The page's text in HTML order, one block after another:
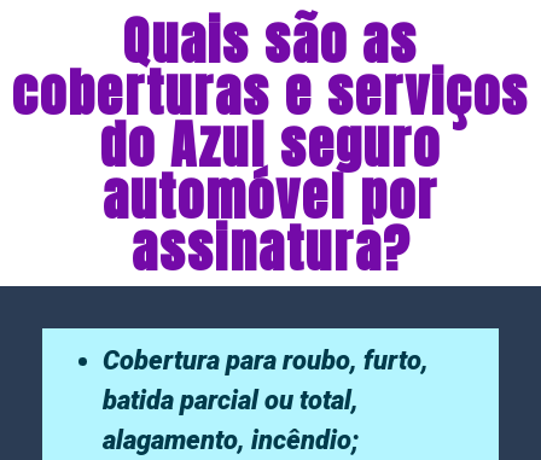
Quais são as
coberturas e serviços
do Azul seguro
automóvel por
assinatura?
Cobertura para roubo, furto,
batida parcial ou total,
alagamento, incêndio;